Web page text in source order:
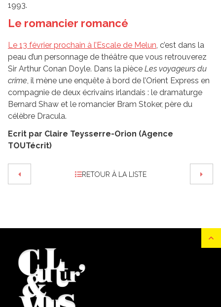
1993.
Le romancier romancé
Le 13 février prochain à l’Escale de Melun, c’est dans la
peau d’un personnage de théâtre que vous retrouverez
Sir Arthur Conan Doyle. Dans la pièce Les voyageurs du
crime, il mène une enquête à bord de l’Orient Express en
compagnie de deux écrivains irlandais : le dramaturge
Bernard Shaw et le romancier Bram Stoker, père du
célèbre Dracula.
Ecrit par Claire Teysserre-Orion (Agence
TOUTécrit)
RETOUR À LA LISTE